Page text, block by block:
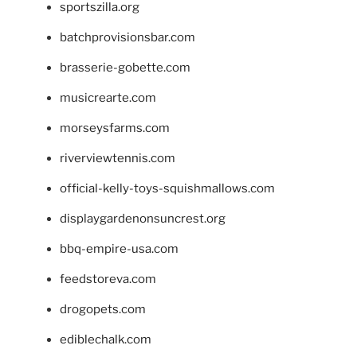
sportszilla.org
batchprovisionsbar.com
brasserie-gobette.com
musicrearte.com
morseysfarms.com
riverviewtennis.com
official-kelly-toys-squishmallows.com
displaygardenonsuncrest.org
bbq-empire-usa.com
feedstoreva.com
drogopets.com
ediblechalk.com